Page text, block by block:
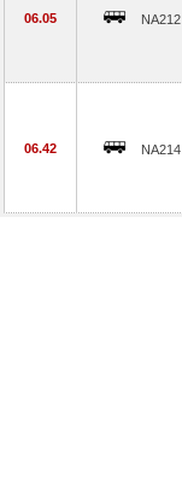
06.05 NA212
06.42 NA214